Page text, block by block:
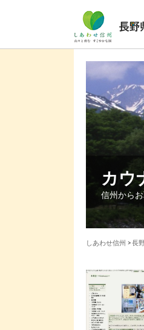
カウ
信州から
しあわせ信州 >長